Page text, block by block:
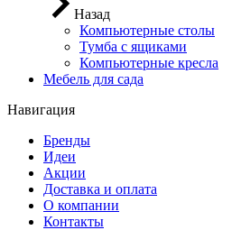
Назад
Компьютерные столы
Тумба с ящиками
Компьютерные кресла
Мебель для сада
Навигация
Бренды
Идеи
Акции
Доставка и оплата
О компании
Контакты